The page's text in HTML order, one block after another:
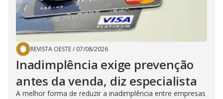
REVISTA OESTE/ 07/08/2026
Inadimplência exige prevenção
antes da venda, diz especialista
A melhor forma de reduzir a inadimplência entre empresas